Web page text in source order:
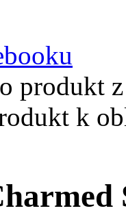
produkt
k